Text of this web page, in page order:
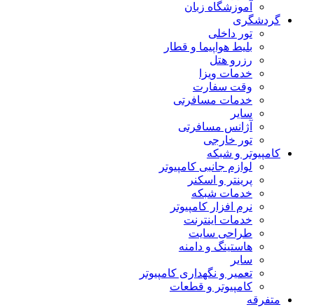
آموزشگاه زبان
گردشگری
تور داخلی
بلیط هواپیما و قطار
رزرو هتل
خدمات ویزا
وقت سفارت
خدمات مسافرتی
سایر
آژانس مسافرتی
تور خارجی
کامپیوتر و شبکه
لوازم جانبی کامپیوتر
پرینتر و اسکنر
خدمات شبکه
نرم افزار کامپیوتر
خدمات اینترنت
طراحی سایت
هاستینگ و دامنه
سایر
تعمیر و نگهداری کامپیوتر
کامپیوتر و قطعات
متفرقه